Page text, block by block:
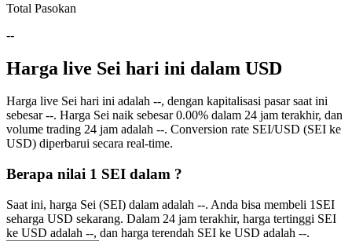
Total Pasokan
--
Harga live Sei hari ini dalam USD
Harga live Sei hari ini adalah --, dengan kapitalisasi pasar saat ini
sebesar --. Harga Sei naik sebesar 0.00% dalam 24 jam terakhir, dan
volume trading 24 jam adalah --. Conversion rate SEI/USD (SEI ke
USD) diperbarui secara real-time.
Berapa nilai 1 SEI dalam ?
Saat ini, harga Sei (SEI) dalam adalah --. Anda bisa membeli 1SEI
seharga USD sekarang. Dalam 24 jam terakhir, harga tertinggi SEI
ke USD adalah --, dan harga terendah SEI ke USD adalah --.